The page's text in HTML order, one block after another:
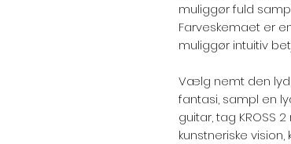
muliggør fuld
Farveskemaet er
muliggør intuitiv
Vælg nemt den
fantasi, sampl en
guitar, tag KROSS
kunstneriske vision,